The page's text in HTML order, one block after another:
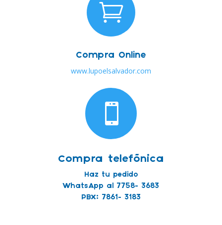

Compra Online
www.lupoelsalvador.com

Compra telefónica
Haz tu pedido
WhatsApp al 7758- 3683
PBX: 7861- 3183